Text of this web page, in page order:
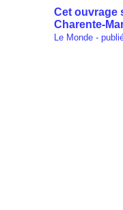
Cet ouvrage
Charente-
Le Monde -